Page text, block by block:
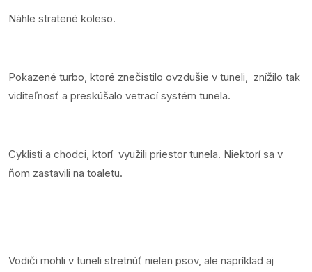
Náhle stratené koleso.
Pokazené turbo, ktoré znečistilo ovzdušie v tuneli, znížilo tak
viditeľnosť a preskúšalo vetrací systém tunela.
Cyklisti a chodci, ktorí využili priestor tunela. Niektorí sa v
ňom zastavili na toaletu.
Vodiči mohli v tuneli stretnúť nielen psov, ale napríklad aj